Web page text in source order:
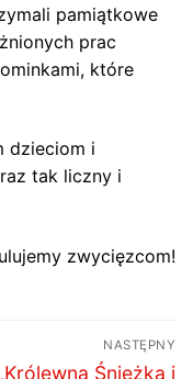
pamiątkowe
prac
które
dzieciom i
tak liczny i
zwycięzcom!
NASTĘPNY
Następny Śnieżka i